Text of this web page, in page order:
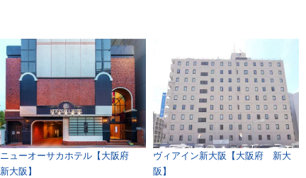
ニューオーサカホテル【大阪府
新大阪】
ヴィアイン新大阪【大阪府 新大
阪】